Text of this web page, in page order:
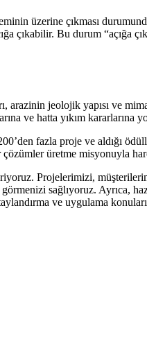
üzerine çıkması
Bu durum “açığa
jeolojik yapısı ve
ve hatta yıkım kararlarına
fazla proje ve aldığı
üretme misyonuyla
Projelerimizi,
sağlıyoruz. Ayrıca,
ve uygulama